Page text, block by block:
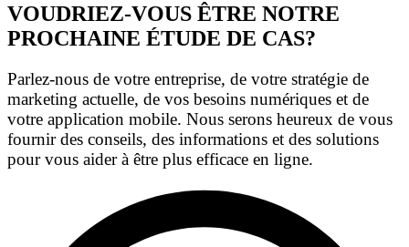
VOUDRIEZ-VOUS ÊTRE NOTRE
PROCHAINE ÉTUDE DE CAS?
Parlez-nous de votre entreprise, de votre stratégie de
marketing actuelle, de vos besoins numériques et de
votre application mobile. Nous serons heureux de vous
fournir des conseils, des informations et des solutions
pour vous aider à être plus efficace en ligne.